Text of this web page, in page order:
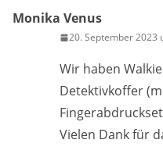
Monika Venus
20. September 2023
Wir haben
Detektivkoffer
Vielen Dank für